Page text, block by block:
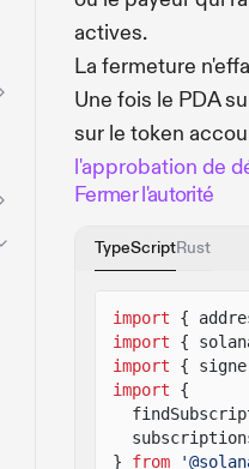
actives.
La fermeture
Une fois le PDA
sur le token
l'approbation de
Fermer l'autorité
TypeScriptRust
import {
import
{
import
{
import
{
}
from